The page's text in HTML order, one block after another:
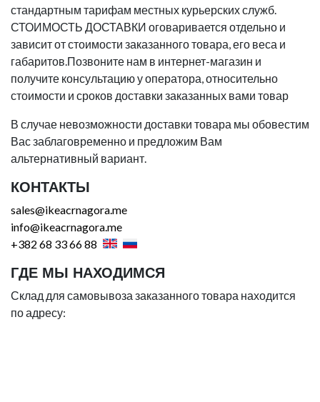
стандартным тарифам местных курьерских служб.
СТОИМОСТЬ ДОСТАВКИ оговаривается отдельно и
зависит от стоимости заказанного товара, его веса и
габаритов.Позвоните нам в интернет-магазин и
получите консультацию у оператора, относительно
стоимости и сроков доставки заказанных вами товар
В случае невозможности доставки товара мы обовестим
Вас заблаговременно и предложим Вам
альтернативный вариант.
КОНТАКТЫ
sales@ikeacrnagora.me
info@ikeacrnagora.me
+382 68 33 66 88
ГДЕ МЫ НАХОДИМСЯ
Склад для самовывоза заказанного товара находится
по адресу: